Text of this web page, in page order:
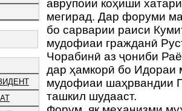
аврупоии коҳиши
мегирад. Дар форуми
бо сарварии раиси
мудофиаи гражданӣ
Чорабинӣ аз ҷониби
дар ҳамкорӣ бо Идораи
мудофиаи шаҳрвандии
ташкил шудааст.